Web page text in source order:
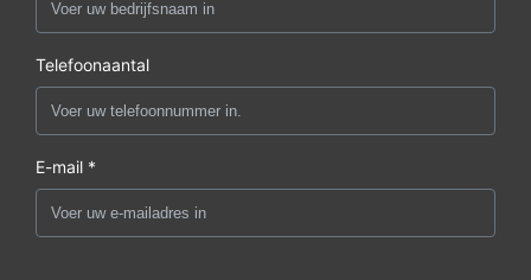
Telefoonaantal
E-mail *